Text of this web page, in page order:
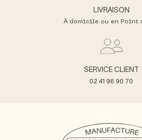
LIVRAISON
À domicile ou en Point
SERVICE CLIENT
02 41 96 90 70